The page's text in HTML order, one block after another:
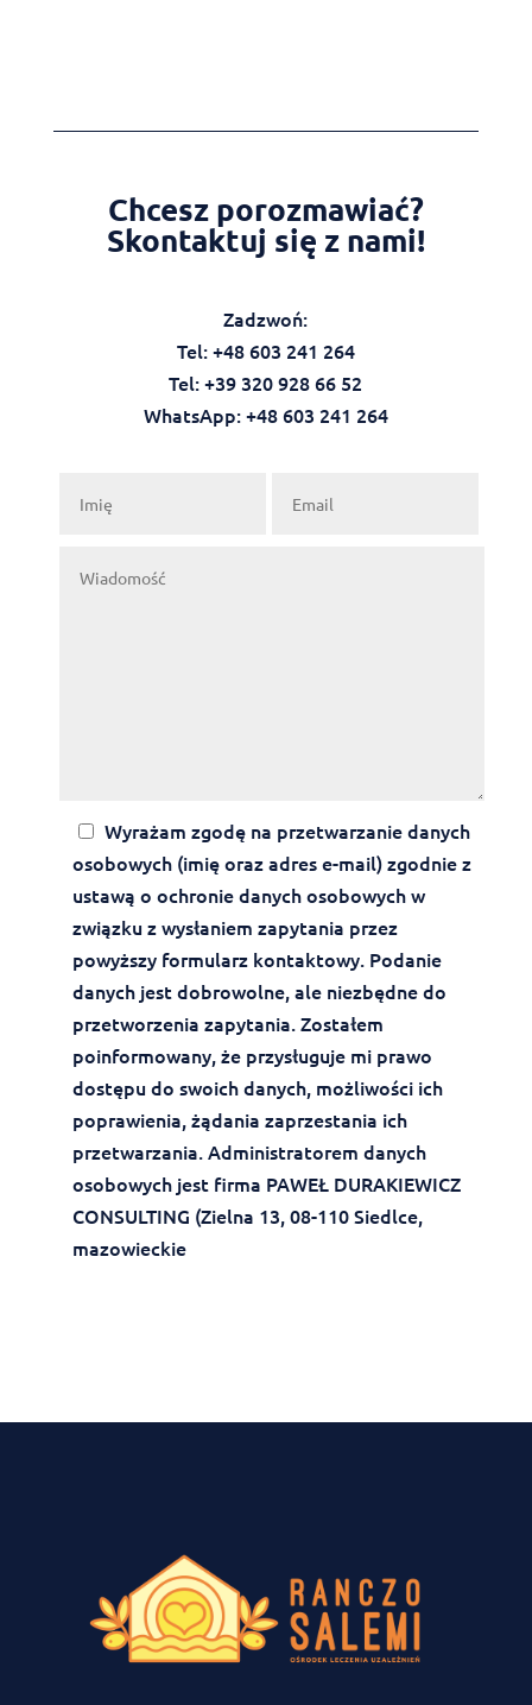
Chcesz porozmawiać?
Skontaktuj się z nami!
Zadzwoń:
Tel: +48 603 241 264
Tel: +39 320 928 66 52
WhatsApp: +48 603 241 264‬‬
Wyrażam zgodę na przetwarzanie danych
osobowych (imię oraz adres e-mail) zgodnie z
ustawą o ochronie danych osobowych w
związku z wysłaniem zapytania przez
powyższy formularz kontaktowy. Podanie
danych jest dobrowolne, ale niezbędne do
przetworzenia zapytania. Zostałem
poinformowany, że przysługuje mi prawo
dostępu do swoich danych, możliwości ich
poprawienia, żądania zaprzestania ich
przetwarzania. Administratorem danych
osobowych jest firma PAWEŁ DURAKIEWICZ
CONSULTING (Zielna 13, 08-110 Siedlce,
mazowieckie